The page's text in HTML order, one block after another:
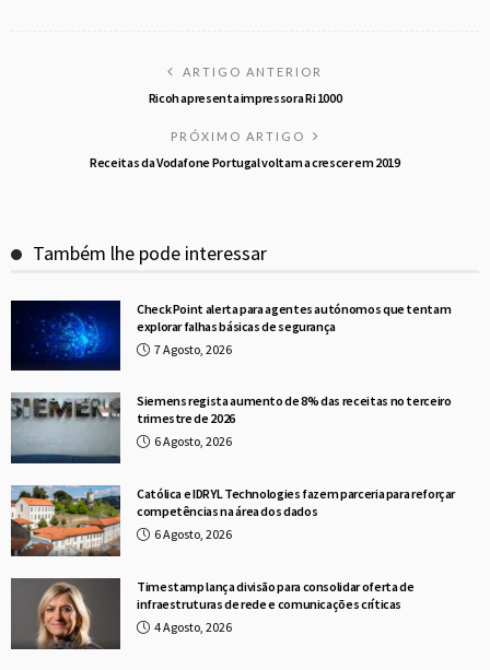
ARTIGO ANTERIOR
Ricoh apresenta impressora Ri 1000
PRÓXIMO ARTIGO
Receitas da Vodafone Portugal voltam a crescer em 2019
Também lhe pode interessar
Check Point alerta para agentes autónomos que tentam
explorar falhas básicas de segurança
7 Agosto, 2026
Siemens regista aumento de 8% das receitas no terceiro
trimestre de 2026
6 Agosto, 2026
Católica e IDRYL Technologies fazem parceria para reforçar
competências na área dos dados
6 Agosto, 2026
Timestamp lança divisão para consolidar oferta de
infraestruturas de rede e comunicações críticas
4 Agosto, 2026